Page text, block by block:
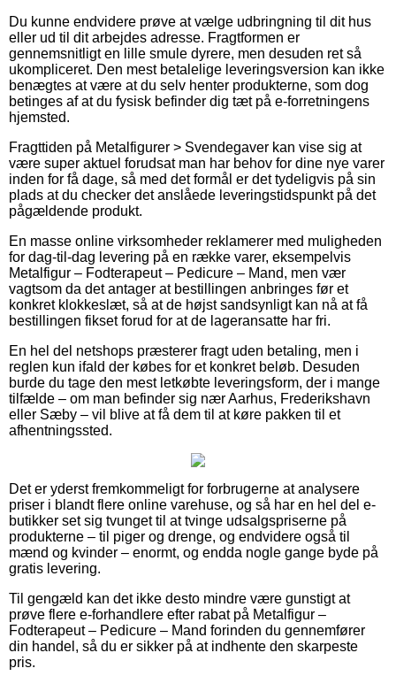
Du kunne endvidere prøve at vælge udbringning til dit hus
eller ud til dit arbejdes adresse. Fragtformen er
gennemsnitligt en lille smule dyrere, men desuden ret så
ukompliceret. Den mest betalelige leveringsversion kan ikke
benægtes at være at du selv henter produkterne, som dog
betinges af at du fysisk befinder dig tæt på e-forretningens
hjemsted.
Fragttiden på Metalfigurer > Svendegaver kan vise sig at
være super aktuel forudsat man har behov for dine nye varer
inden for få dage, så med det formål er det tydeligvis på sin
plads at du checker det anslåede leveringstidspunkt på det
pågældende produkt.
En masse online virksomheder reklamerer med muligheden
for dag-til-dag levering på en række varer, eksempelvis
Metalfigur – Fodterapeut – Pedicure – Mand, men vær
vagtsom da det antager at bestillingen anbringes før et
konkret klokkeslæt, så at de højst sandsynligt kan nå at få
bestillingen fikset forud for at de lageransatte har fri.
En hel del netshops præsterer fragt uden betaling, men i
reglen kun ifald der købes for et konkret beløb. Desuden
burde du tage den mest letkøbte leveringsform, der i mange
tilfælde – om man befinder sig nær Aarhus, Frederikshavn
eller Sæby – vil blive at få dem til at køre pakken til et
afhentningssted.
Det er yderst fremkommeligt for forbrugerne at analysere
priser i blandt flere online varehuse, og så har en hel del e-
butikker set sig tvunget til at tvinge udsalgspriserne på
produkterne – til piger og drenge, og endvidere også til
mænd og kvinder – enormt, og endda nogle gange byde på
gratis levering.
Til gengæld kan det ikke desto mindre være gunstigt at
prøve flere e-forhandlere efter rabat på Metalfigur –
Fodterapeut – Pedicure – Mand forinden du gennemfører
din handel, så du er sikker på at indhente den skarpeste
pris.